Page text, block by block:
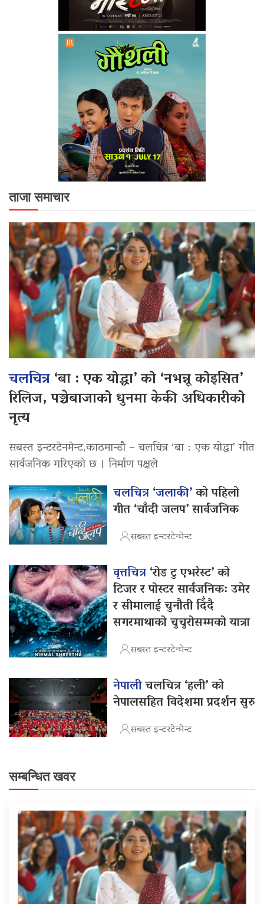
ताजा समाचार
चलचित्र‘बा : एक योद्धा’ को ‘नभन्नू कोइसित’
रिलिज, पञ्चेबाजाको धुनमा केकी अधिकारीको
नृत्य
सबस्त इन्टरटेनमेन्ट,काठमान्डौ – चलचित्र ‘बा : एक योद्धा’ गीत
सार्वजनिक गरिएको छ । निर्माण पक्षले
चलचित्र ‘जलाकी’को पहिलो
गीत ‘चाँदी जलप’ सार्वजनिक
सबस्त इन्टरटेन्मेन्ट
वृत्तचित्र‘रोड टु एभरेस्ट’ को
टिजर र पोस्टर सार्वजनिक: उमेर
र सीमालाई चुनौती दिँदै
सगरमाथाको चुचुरोसम्मको यात्रा
सबस्त इन्टरटेन्मेन्ट
नेपालीचलचित्र ‘हली’ को
नेपालसहित विदेशमा प्रदर्शन सुरु
सबस्त इन्टरटेन्मेन्ट
सम्बन्धित खवर